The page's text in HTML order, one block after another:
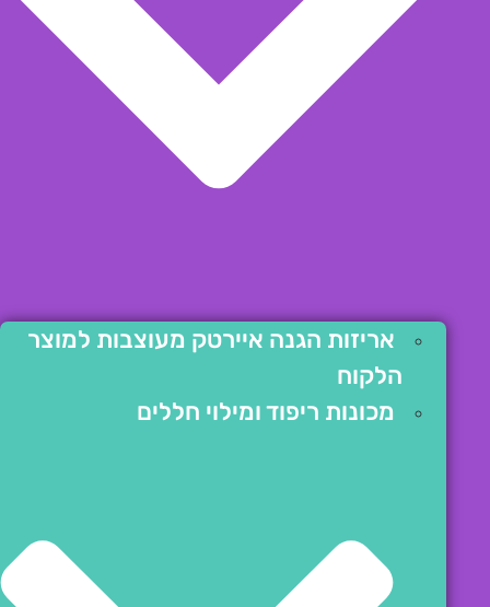
אריזות הגנה איירטק מעוצבות למוצר
הלקוח
מכונות ריפוד ומילוי חללים